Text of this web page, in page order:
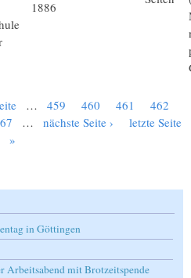
1886
… 459 460 461 462
… nächste Seite ›
letzte Seite
»
in Göttingen
Arbeitsabend mit Brotzeitspende